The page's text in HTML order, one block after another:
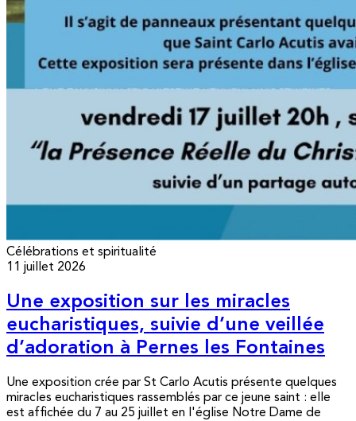
Célébrations et spiritualité
11 juillet 2026
Une exposition sur les miracles
eucharistiques, suivie d’une veillée
d’adoration à Pernes les Fontaines
Une exposition crée par St Carlo Acutis présente quelques
miracles eucharistiques rassemblés par ce jeune saint : elle
est affichée du 7 au 25 juillet en l'église Notre Dame de